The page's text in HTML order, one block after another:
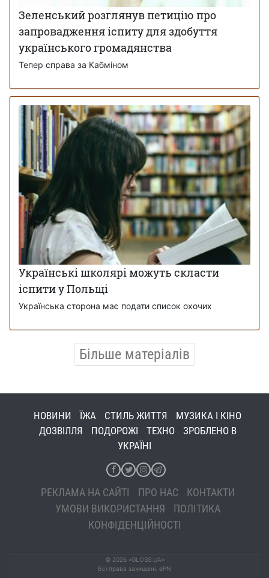
Зеленський розглянув петицію про
запровадження іспиту для здобуття
українського громадянства
Тепер справа за Кабміном
Українські школярі можуть скласти
іспити у Польщі
Українська сторона має подати список охочих
Більше матеріалів
НОВИНИ ЇЖА СТИЛЬ ЖИТТЯ
МУЗИКА І КІНО
ДОЗВІЛЛЯ
ПОДОРОЖІ ТЕХНО
ЗРОБЛЕНО В
УКРАЇНІ
РЕКЛАМА НА САЙТІ ПРО НАС
КОНТАКТИ
УМОВИ ВИКОРИСТАННЯ
ПОЛІТИКА
КОНФІДЕНЦІЙНОСТІ
© 2026 «GLOSS.UA»
Всі права захищені. ePN